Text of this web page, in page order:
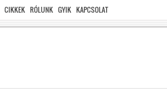
CIKKEK RÓLUNK GYIK KAPCSOLAT